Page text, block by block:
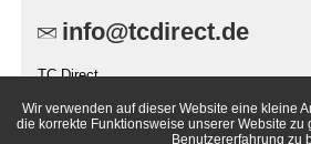
info@tcdirect.de
TC Direct
41181 Mönchengladbach
Wir verwenden auf dieser Website eine kleine
die korrekte Funktionsweise unserer Website
Benutzererfahrung zu